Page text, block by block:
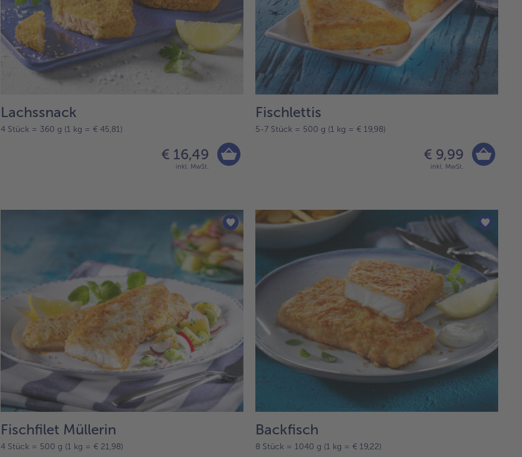
Lachssnack
4 Stück = 360 g (1 kg = € 45,81)
€ 16,49
inkl. MwSt.
Fischlettis
5-7 Stück = 500 g (1 kg = € 19,98)
€ 9,99
inkl. MwSt.
Fischfilet Müllerin
4 Stück = 500 g (1 kg = € 21,98)
Backfisch
8 Stück = 1040 g (1 kg = € 19,22)